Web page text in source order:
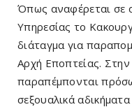
Όπως αναφέρεται σε
Υπηρεσίας το
διάταγμα για
Αρχή Εποπτείας.
παραπέμπονται
σεξουαλικά